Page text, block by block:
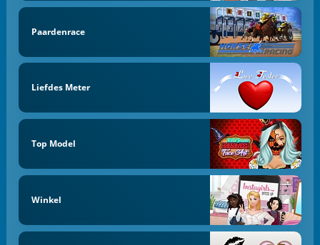
Paardenrace
Liefdes Meter
Top Model
Winkel